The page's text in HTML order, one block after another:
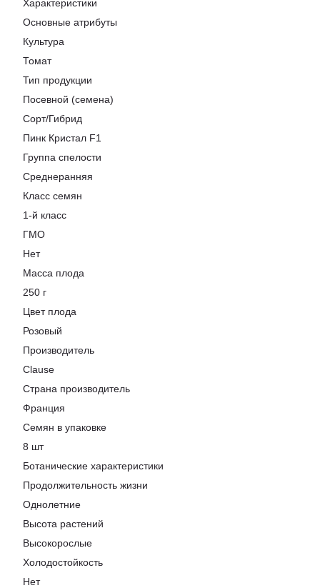
Характеристики
Основные атрибуты
Культура
Томат
Тип продукции
Посевной (семена)
Сорт/Гибрид
Пинк Кристал F1
Группа спелости
Среднеранняя
Класс семян
1-й класс
ГМО
Нет
Масса плода
250 г
Цвет плода
Розовый
Производитель
Clause
Страна производитель
Франция
Семян в упаковке
8 шт
Ботанические характеристики
Продолжительность жизни
Однолетние
Высота растений
Высокорослые
Холодостойкость
Нет